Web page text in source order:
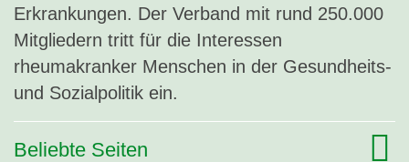
Erkrankungen. Der Verband mit rund 250.000
Mitgliedern tritt für die Interessen
rheumakranker Menschen in der Gesundheits-
und Sozialpolitik ein.
Beliebte Seiten